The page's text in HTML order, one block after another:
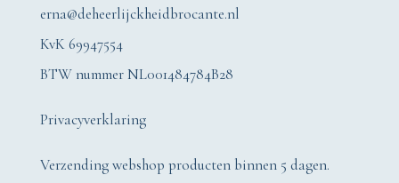
erna@deheerlijckheidbrocante.nl
KvK 69947554
BTW nummer NL001484784B28
Privacyverklaring
Verzending webshop producten binnen 5 dagen.